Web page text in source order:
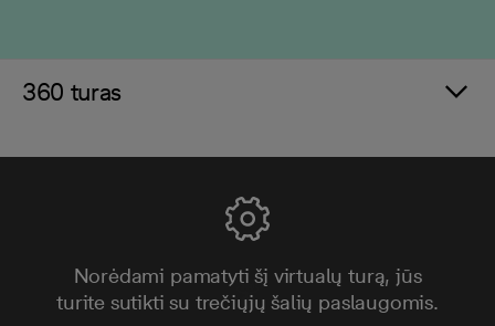
360 turas
Norėdami pamatyti šį virtualų turą, jūs
turite sutikti su trečiųjų šalių paslaugomis.